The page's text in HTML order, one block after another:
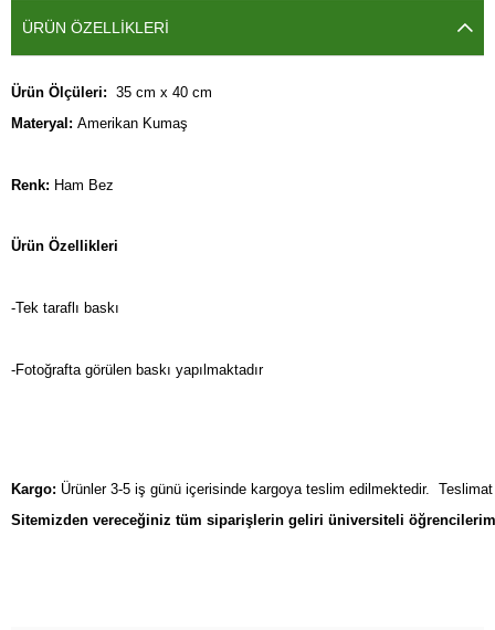
ÜRÜN ÖZELLIKLERI
Ürün Ölçüleri: 35 cm x 40 cm
Materyal: Amerikan Kumaş
Renk: Ham Bez
Ürün Özellikleri
-Tek taraflı baskı
-Fotoğrafta görülen baskı yapılmaktadır
Kargo: Ürünler 3-5 iş günü içerisinde kargoya teslim edilmektedir.
Sitemizden vereceğiniz tüm siparişlerin geliri üniversiteli